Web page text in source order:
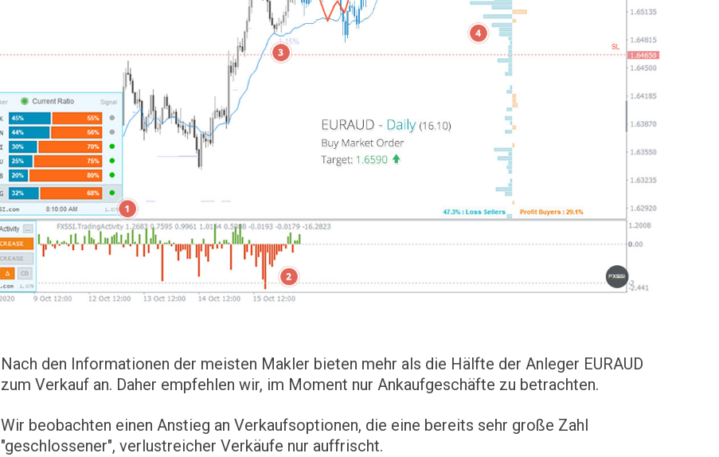
Nach den Informationen der meisten Makler bieten mehr als die Hälfte der Anleger EURAUD
zum Verkauf an. Daher empfehlen wir, im Moment nur Ankaufgeschäfte zu betrachten.
Wir beobachten einen Anstieg an Verkaufsoptionen, die eine bereits sehr große Zahl
"geschlossener", verlustreicher Verkäufe nur auffrischt.